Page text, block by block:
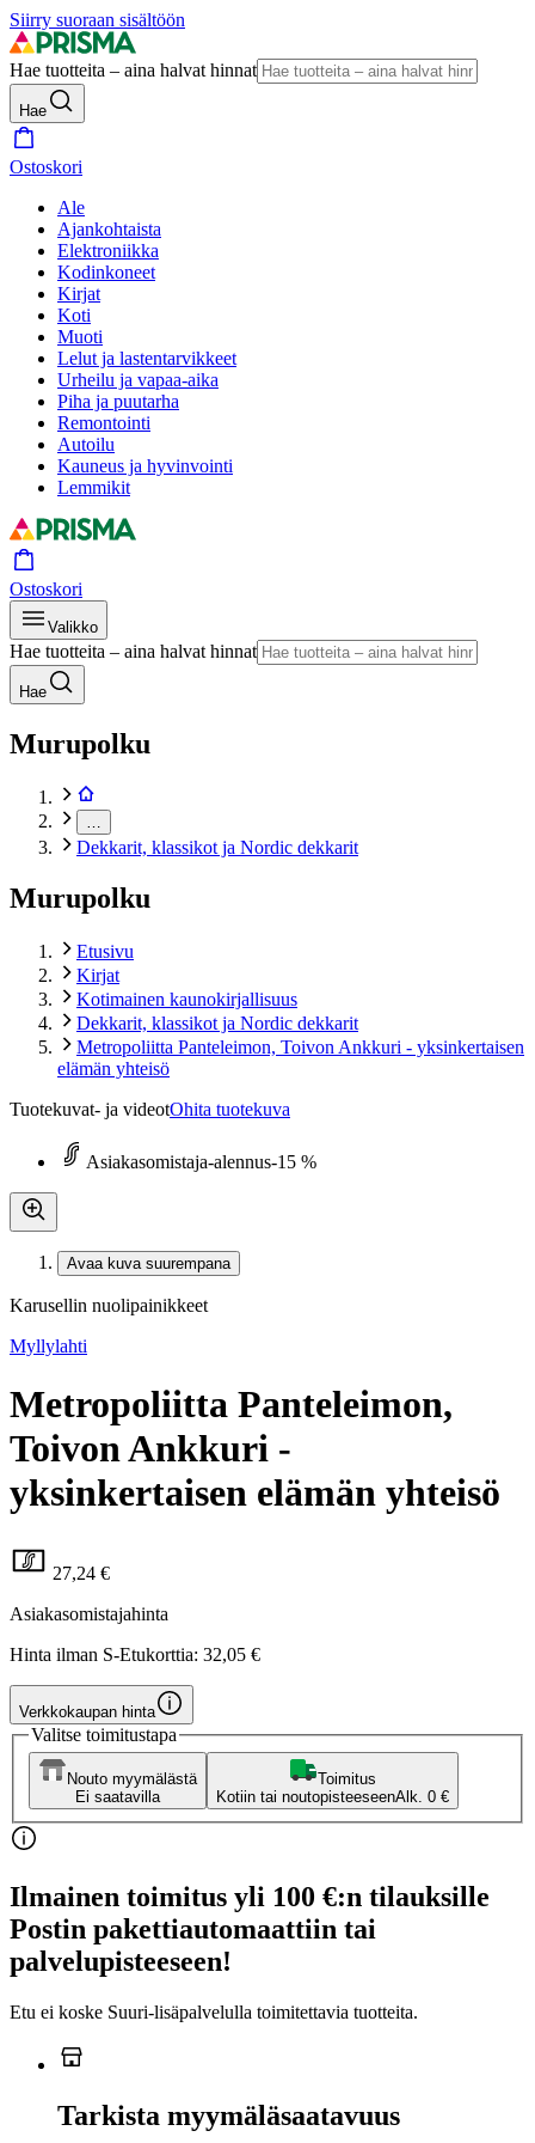
Siirry suoraan sisältöön
Hae tuotteita – aina halvat hinnat
Hae
Ostoskori
Ale
Ajankohtaista
Elektroniikka
Kodinkoneet
Kirjat
Koti
Muoti
Lelut ja lastentarvikkeet
Urheilu ja vapaa-aika
Piha ja puutarha
Remontointi
Autoilu
Kauneus ja hyvinvointi
Lemmikit
Ostoskori
Valikko
Hae tuotteita – aina halvat hinnat
Hae
Murupolku
Dekkarit, klassikot ja Nordic dekkarit
Murupolku
Etusivu
Kirjat
Kotimainen kaunokirjallisuus
Dekkarit, klassikot ja Nordic dekkarit
Metropoliitta Panteleimon, Toivon Ankkuri - yksinkertaisen
elämän yhteisö
Tuotekuvat- ja videotOhita tuotekuva
Asiakasomistaja-alennus-15 %
Avaa kuva suurempana
Karusellin nuolipainikkeet
Myllylahti
Metropoliitta Panteleimon,
Toivon Ankkuri -
yksinkertaisen elämän yhteisö
27,24 €
Asiakasomistajahinta
Hinta ilman S-Etukorttia: 32,05 €
Verkkokaupan hinta
Valitse toimitustapa
Nouto myymälästä
Ei saatavilla
Toimitus
Kotiin tai noutopisteeseenAlk. 0 €
Ilmainen toimitus yli 100 €:n tilauksille
Postin pakettiautomaattiin tai
palvelupisteeseen!
Etu ei koske Suuri‑lisäpalvelulla toimitettavia tuotteita.
Tarkista myymäläsaatavuus